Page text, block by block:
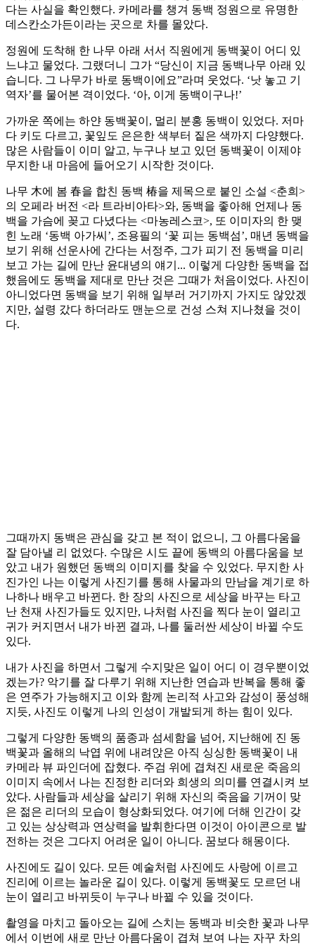
다는 사실을 확인했다. 카메라를 챙겨 동백 정원으로 유명한
데스칸소가든이라는 곳으로 차를 몰았다.
정원에 도착해 한 나무 아래 서서 직원에게 동백꽃이 어디 있
느냐고 물었다. 그랬더니 그가 “당신이 지금 동백나무 아래 있
습니다. 그 나무가 바로 동백이에요”라며 웃었다. ‘낫 놓고 기
역자’를 물어본 격이었다. ‘아, 이게 동백이구나!’
가까운 쪽에는 하얀 동백꽃이, 멀리 분홍 동백이 있었다. 저마
다 키도 다르고, 꽃잎도 은은한 색부터 짙은 색까지 다양했다.
많은 사람들이 이미 알고, 누구나 보고 있던 동백꽃이 이제야
무지한 내 마음에 들어오기 시작한 것이다.
나무 木에 봄 春을 합친 동백 椿을 제목으로 붙인 소설 <춘희>
의 오페라 버전 <라 트라비아타>와, 동백을 좋아해 언제나 동
백을 가슴에 꽂고 다녔다는 <마농레스코>, 또 이미자의 한 맺
힌 노래 ‘동백 아가씨’, 조용필의 ‘꽃 피는 동백섬’, 매년 동백을
보기 위해 선운사에 간다는 서정주, 그가 피기 전 동백을 미리
보고 가는 길에 만난 윤대녕의 얘기... 이렇게 다양한 동백을 접
했음에도 동백을 제대로 만난 것은 그때가 처음이었다. 사진이
아니었다면 동백을 보기 위해 일부러 거기까지 가지도 않았겠
지만, 설령 갔다 하더라도 맨눈으로 건성 스쳐 지나쳤을 것이
다.
그때까지 동백은 관심을 갖고 본 적이 없으니, 그 아름다움을
잘 담아낼 리 없었다. 수많은 시도 끝에 동백의 아름다움을 보
았고 내가 원했던 동백의 이미지를 찾을 수 있었다. 무지한 사
진가인 나는 이렇게 사진기를 통해 사물과의 만남을 계기로 하
나하나 배우고 바뀐다. 한 장의 사진으로 세상을 바꾸는 타고
난 천재 사진가들도 있지만, 나처럼 사진을 찍다 눈이 열리고
귀가 커지면서 내가 바뀐 결과, 나를 둘러싼 세상이 바뀔 수도
있다.
내가 사진을 하면서 그렇게 수지맞은 일이 어디 이 경우뿐이었
겠는가? 악기를 잘 다루기 위해 지난한 연습과 반복을 통해 좋
은 연주가 가능해지고 이와 함께 논리적 사고와 감성이 풍성해
지듯, 사진도 이렇게 나의 인성이 개발되게 하는 힘이 있다.
그렇게 다양한 동백의 품종과 섬세함을 넘어, 지난해에 진 동
백꽃과 올해의 낙엽 위에 내려앉은 아직 싱싱한 동백꽃이 내
카메라 뷰 파인더에 잡혔다. 주검 위에 겹쳐진 새로운 죽음의
이미지 속에서 나는 진정한 리더와 희생의 의미를 연결시켜 보
았다. 사람들과 세상을 살리기 위해 자신의 죽음을 기꺼이 맞
은 젊은 리더의 모습이 형상화되었다. 여기에 더해 인간이 갖
고 있는 상상력과 연상력을 발휘한다면 이것이 아이콘으로 발
전하는 것은 그다지 어려운 일이 아니다. 꿈보다 해몽이다.
사진에도 길이 있다. 모든 예술처럼 사진에도 사랑에 이르고
진리에 이르는 놀라운 길이 있다. 이렇게 동백꽃도 모르던 내
눈이 열리고 바뀌듯이 누구나 바뀔 수 있을 것이다.
촬영을 마치고 돌아오는 길에 스치는 동백과 비슷한 꽃과 나무
에서 이번에 새로 만난 아름다움이 겹쳐 보여 나는 자꾸 차의